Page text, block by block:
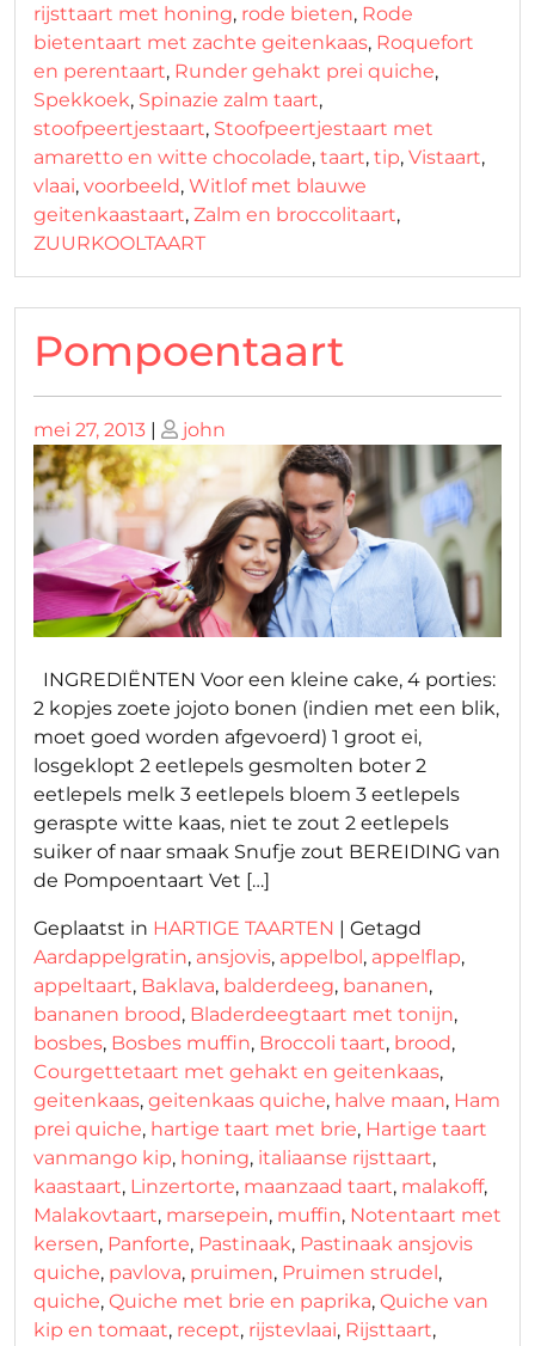
rijsttaart met honing, rode bieten, Rode
bietentaart met zachte geitenkaas, Roquefort
en perentaart, Runder gehakt prei quiche,
Spekkoek, Spinazie zalm taart,
stoofpeertjestaart, Stoofpeertjestaart met
amaretto en witte chocolade, taart, tip, Vistaart,
vlaai, voorbeeld, Witlof met blauwe
geitenkaastaart, Zalm en broccolitaart,
ZUURKOOLTAART
Pompoentaart
Geplaatst
op
mei 27, 2013 | Geplaatst
op
john
INGREDIËNTEN Voor een kleine cake, 4 porties:
2 kopjes zoete jojoto bonen (indien met een blik,
moet goed worden afgevoerd) 1 groot ei,
losgeklopt 2 eetlepels gesmolten boter 2
eetlepels melk 3 eetlepels bloem 3 eetlepels
geraspte witte kaas, niet te zout 2 eetlepels
suiker of naar smaak Snufje zout BEREIDING van
de Pompoentaart Vet […]
Geplaatst in HARTIGE TAARTEN | Getagd
Aardappelgratin, ansjovis, appelbol, appelflap,
appeltaart, Baklava, balderdeeg, bananen,
bananen brood, Bladerdeegtaart met tonijn,
bosbes, Bosbes muffin, Broccoli taart, brood,
Courgettetaart met gehakt en geitenkaas,
geitenkaas, geitenkaas quiche, halve maan, Ham
prei quiche, hartige taart met brie, Hartige taart
vanmango kip, honing, italiaanse rijsttaart,
kaastaart, Linzertorte, maanzaad taart, malakoff,
Malakovtaart, marsepein, muffin, Notentaart met
kersen, Panforte, Pastinaak, Pastinaak ansjovis
quiche, pavlova, pruimen, Pruimen strudel,
quiche, Quiche met brie en paprika, Quiche van
kip en tomaat, recept, rijstevlaai, Rijsttaart,